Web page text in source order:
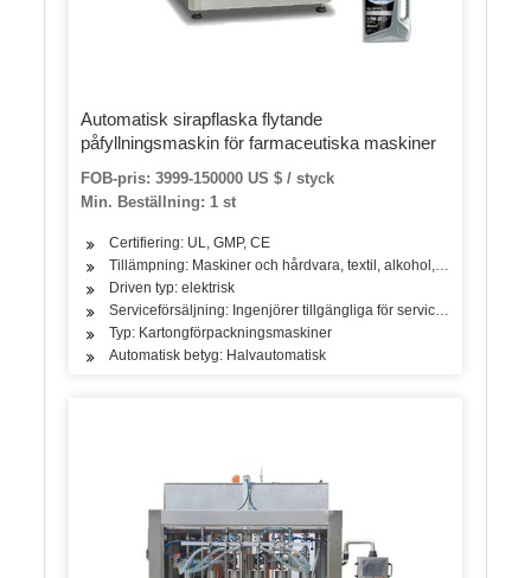
Automatisk sirapflaska flytande
påfyllningsmaskin för farmaceutiska maskiner
FOB-pris: 3999-150000 US $ / styck
Min. Beställning: 1 st
Certifiering: UL, GMP, CE
Tillämpning: Maskiner och hårdvara, textil, alkohol, kemikalier,
Driven typ: elektrisk
Serviceförsäljning: Ingenjörer tillgängliga för serviceutrustning
Typ: Kartongförpackningsmaskiner
Automatisk betyg: Halvautomatisk